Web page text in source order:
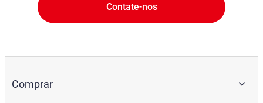
Contate-nos
Comprar